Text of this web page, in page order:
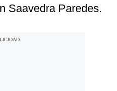
Saavedra Paredes.